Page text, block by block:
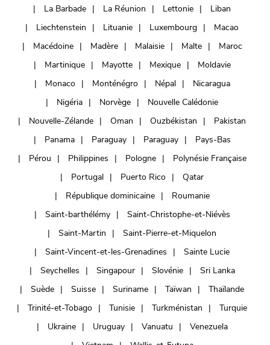
La Barbade
La Réunion Lettonie
Liban
Liechtenstein
Lituanie Luxembourg
Macao
Macédoine
Madère Malaisie Malte
Maroc
Martinique
Mayotte Mexique
Moldavie
Monaco
Monténégro Népal
Nicaragua
Nigéria
Norvège
Nouvelle Calédonie
Nouvelle-Zélande
Oman Ouzbékistan
Pakistan
Panama
Paraguay Paraguay
Pays-Bas
Pérou
Philippines Pologne
Polynésie Française
Portugal
Puerto Rico
Qatar
République dominicaine
Roumanie
Saint-barthélémy
Saint-Christophe-et-Niévès
Saint-Martin
Saint-Pierre-et-Miquelon
Saint-Vincent-et-les-Grenadines
Sainte Lucie
Seychelles
Singapour Slovénie
Sri Lanka
Suède
Suisse Suriname Taïwan
Thaïlande
Trinité-et-Tobago
Tunisie Turkménistan
Turquie
Ukraine
Uruguay Vanuatu
Venezuela